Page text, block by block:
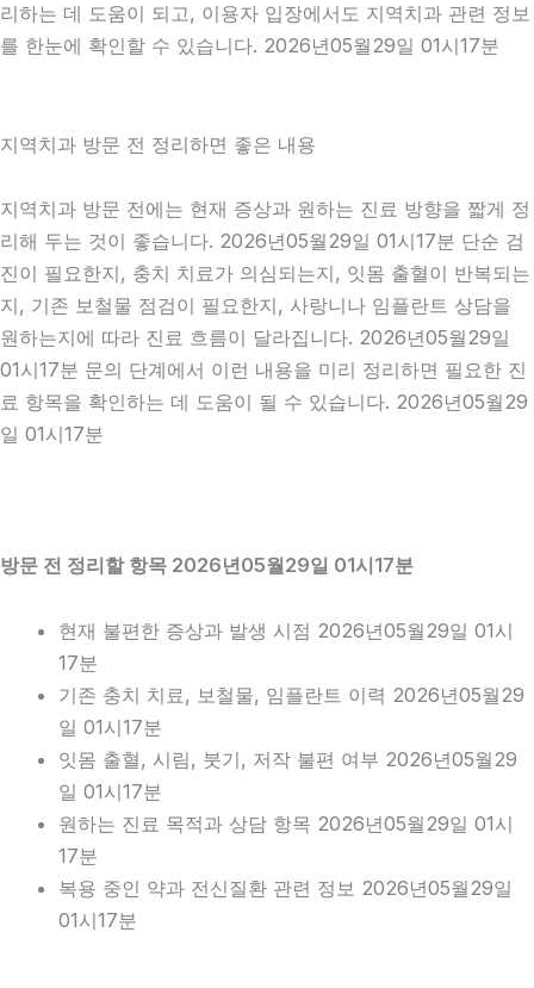
리하는 데 도움이 되고, 이용자 입장에서도 지역치과 관련 정보
를 한눈에 확인할 수 있습니다. 2026년05월29일 01시17분
지역치과 방문 전 정리하면 좋은 내용
지역치과 방문 전에는 현재 증상과 원하는 진료 방향을 짧게 정
리해 두는 것이 좋습니다. 2026년05월29일 01시17분 단순 검
진이 필요한지, 충치 치료가 의심되는지, 잇몸 출혈이 반복되는
지, 기존 보철물 점검이 필요한지, 사랑니나 임플란트 상담을
원하는지에 따라 진료 흐름이 달라집니다. 2026년05월29일
01시17분 문의 단계에서 이런 내용을 미리 정리하면 필요한 진
료 항목을 확인하는 데 도움이 될 수 있습니다. 2026년05월29
일 01시17분
방문 전 정리할 항목 2026년05월29일 01시17분
현재 불편한 증상과 발생 시점 2026년05월29일 01시
17분
기존 충치 치료, 보철물, 임플란트 이력 2026년05월29
일 01시17분
잇몸 출혈, 시림, 붓기, 저작 불편 여부 2026년05월29
일 01시17분
원하는 진료 목적과 상담 항목 2026년05월29일 01시
17분
복용 중인 약과 전신질환 관련 정보 2026년05월29일
01시17분